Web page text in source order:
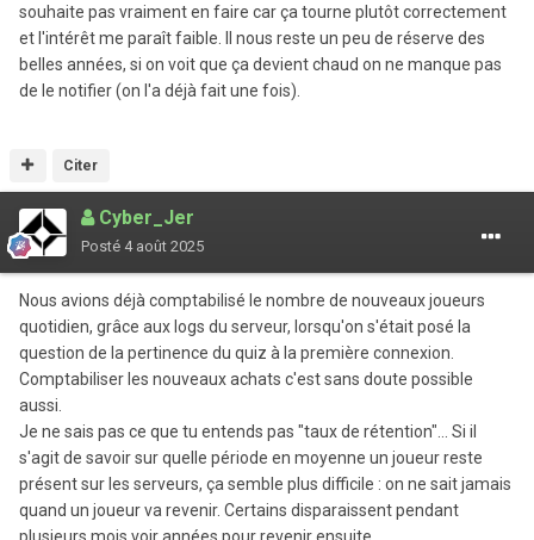
souhaite pas vraiment en faire car ça tourne plutôt correctement
et l'intérêt me paraît faible. Il nous reste un peu de réserve des
belles années, si on voit que ça devient chaud on ne manque pas
de le notifier (on l'a déjà fait une fois).
Citer
Cyber_Jer
Posté 4 août 2025
Nous avions déjà comptabilisé le nombre de nouveaux joueurs
quotidien, grâce aux logs du serveur, lorsqu'on s'était posé la
question de la pertinence du quiz à la première connexion.
Comptabiliser les nouveaux achats c'est sans doute possible
aussi.
Je ne sais pas ce que tu entends pas "taux de rétention"... Si il
s'agit de savoir sur quelle période en moyenne un joueur reste
présent sur les serveurs, ça semble plus difficile : on ne sait jamais
quand un joueur va revenir. Certains disparaissent pendant